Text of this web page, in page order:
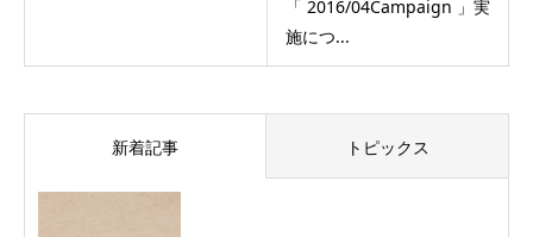
「 2016/04Campaign 」実
施につ...
新着記事 トピックス